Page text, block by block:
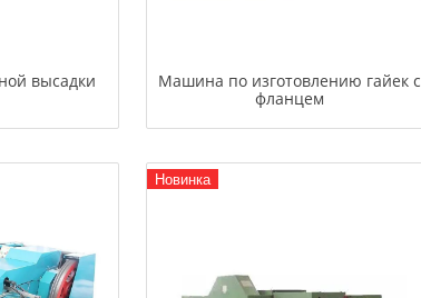
высадки
Машина по изготовлению гайек с
фланцем
Новинка